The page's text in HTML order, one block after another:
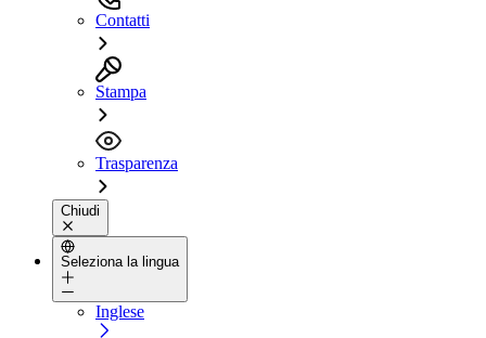
Contatti
Stampa
Trasparenza
Chiudi
Seleziona la lingua
Inglese